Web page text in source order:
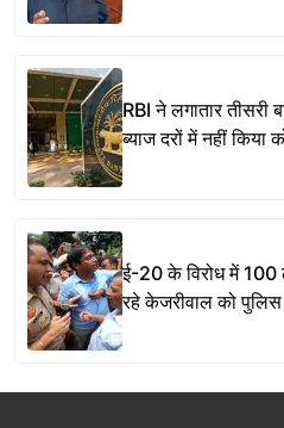
RBI ने लगातार तीसरी
ब्याज दरों में नहीं किया
ई-20 के विरोध में 100
रहे केजरीवाल को पुलिस